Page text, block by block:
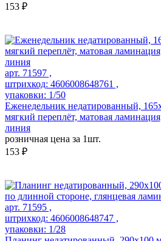
153 ₽
арт. 71597 ,
штрихкод: 4606008648761 ,
упаковки: 1/50
Еженедельник недатированный,
мягкий переплёт, матовая
линия
розничная цена за 1шт.
153 ₽
арт. 71595 ,
штрихкод: 4606008648747 ,
упаковки: 1/28